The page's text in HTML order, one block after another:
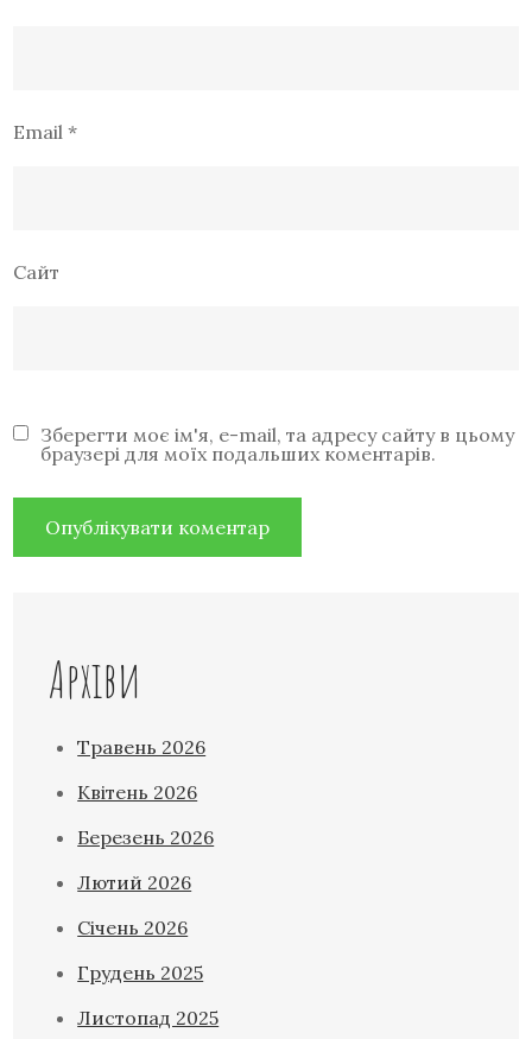
Email*
Сайт
Зберегти моє ім'я, e-mail, та адресу сайту в цьому
браузері для моїх подальших коментарів.
Архіви
Травень 2026
Квітень 2026
Березень 2026
Лютий 2026
Січень 2026
Грудень 2025
Листопад 2025